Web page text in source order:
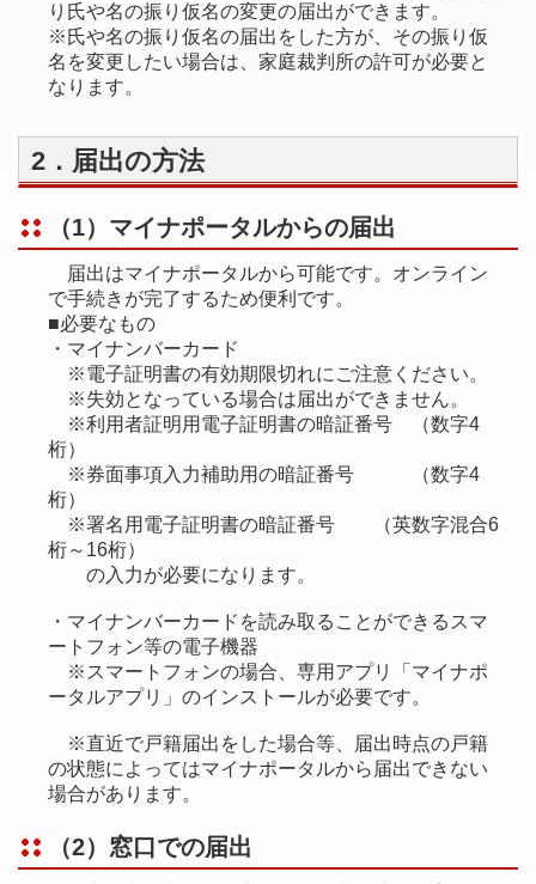
り氏や名の振り仮名の変更の届出ができます。
※氏や名の振り仮名の届出をした方が、その振り仮
名を変更したい場合は、家庭裁判所の許可が必要と
なります。
2．届出の方法
（1）マイナポータルからの届出
届出はマイナポータルから可能です。オンライン
で手続きが完了するため便利です。
■必要なもの
・マイナンバーカード
※電子証明書の有効期限切れにご注意ください。
※失効となっている場合は届出ができません。
※利用者証明用電子証明書の暗証番号 （数字4
桁）
※券面事項入力補助用の暗証番号 （数字4
桁）
※署名用電子証明書の暗証番号 （英数字混合6
桁～16桁）
の入力が必要になります。
・マイナンバーカードを読み取ることができるスマ
ートフォン等の電子機器
※スマートフォンの場合、専用アプリ「マイナポ
ータルアプリ」のインストールが必要です。
※直近で戸籍届出をした場合等、届出時点の戸籍
の状態によってはマイナポータルから届出できない
場合があります。
（2）窓口での届出